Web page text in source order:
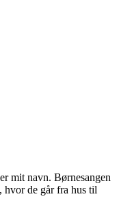
mit navn. Børnesangen
hvor de går fra hus til